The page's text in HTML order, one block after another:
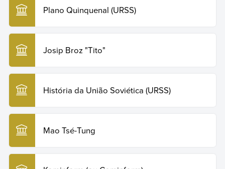
Plano Quinquenal (URSS)
Josip Broz "Tito"
História da União Soviética (URSS)
Mao Tsé-Tung